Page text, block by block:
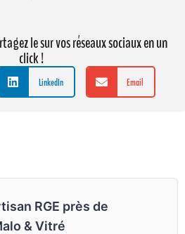
le sur vos réseaux sociaux en un
click !
LinkedIn Email
RGE près de
& Vitré